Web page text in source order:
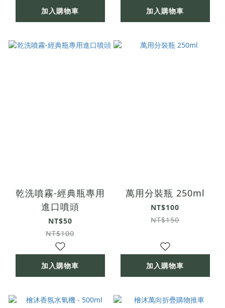
加入購物車 加入購物車
乾洗噴霧-經典瓶專用
進口噴頭
NT$50
NT$100
加入購物車
萬用分裝瓶 250ml
NT$100
NT$150
加入購物車